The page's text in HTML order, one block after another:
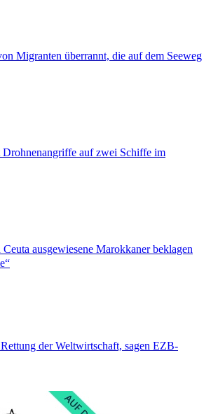
Migranten überrannt, die auf dem Seeweg
auf zwei Schiffe im
ausgewiesene Marokkaner beklagen
der Weltwirtschaft, sagen EZB-